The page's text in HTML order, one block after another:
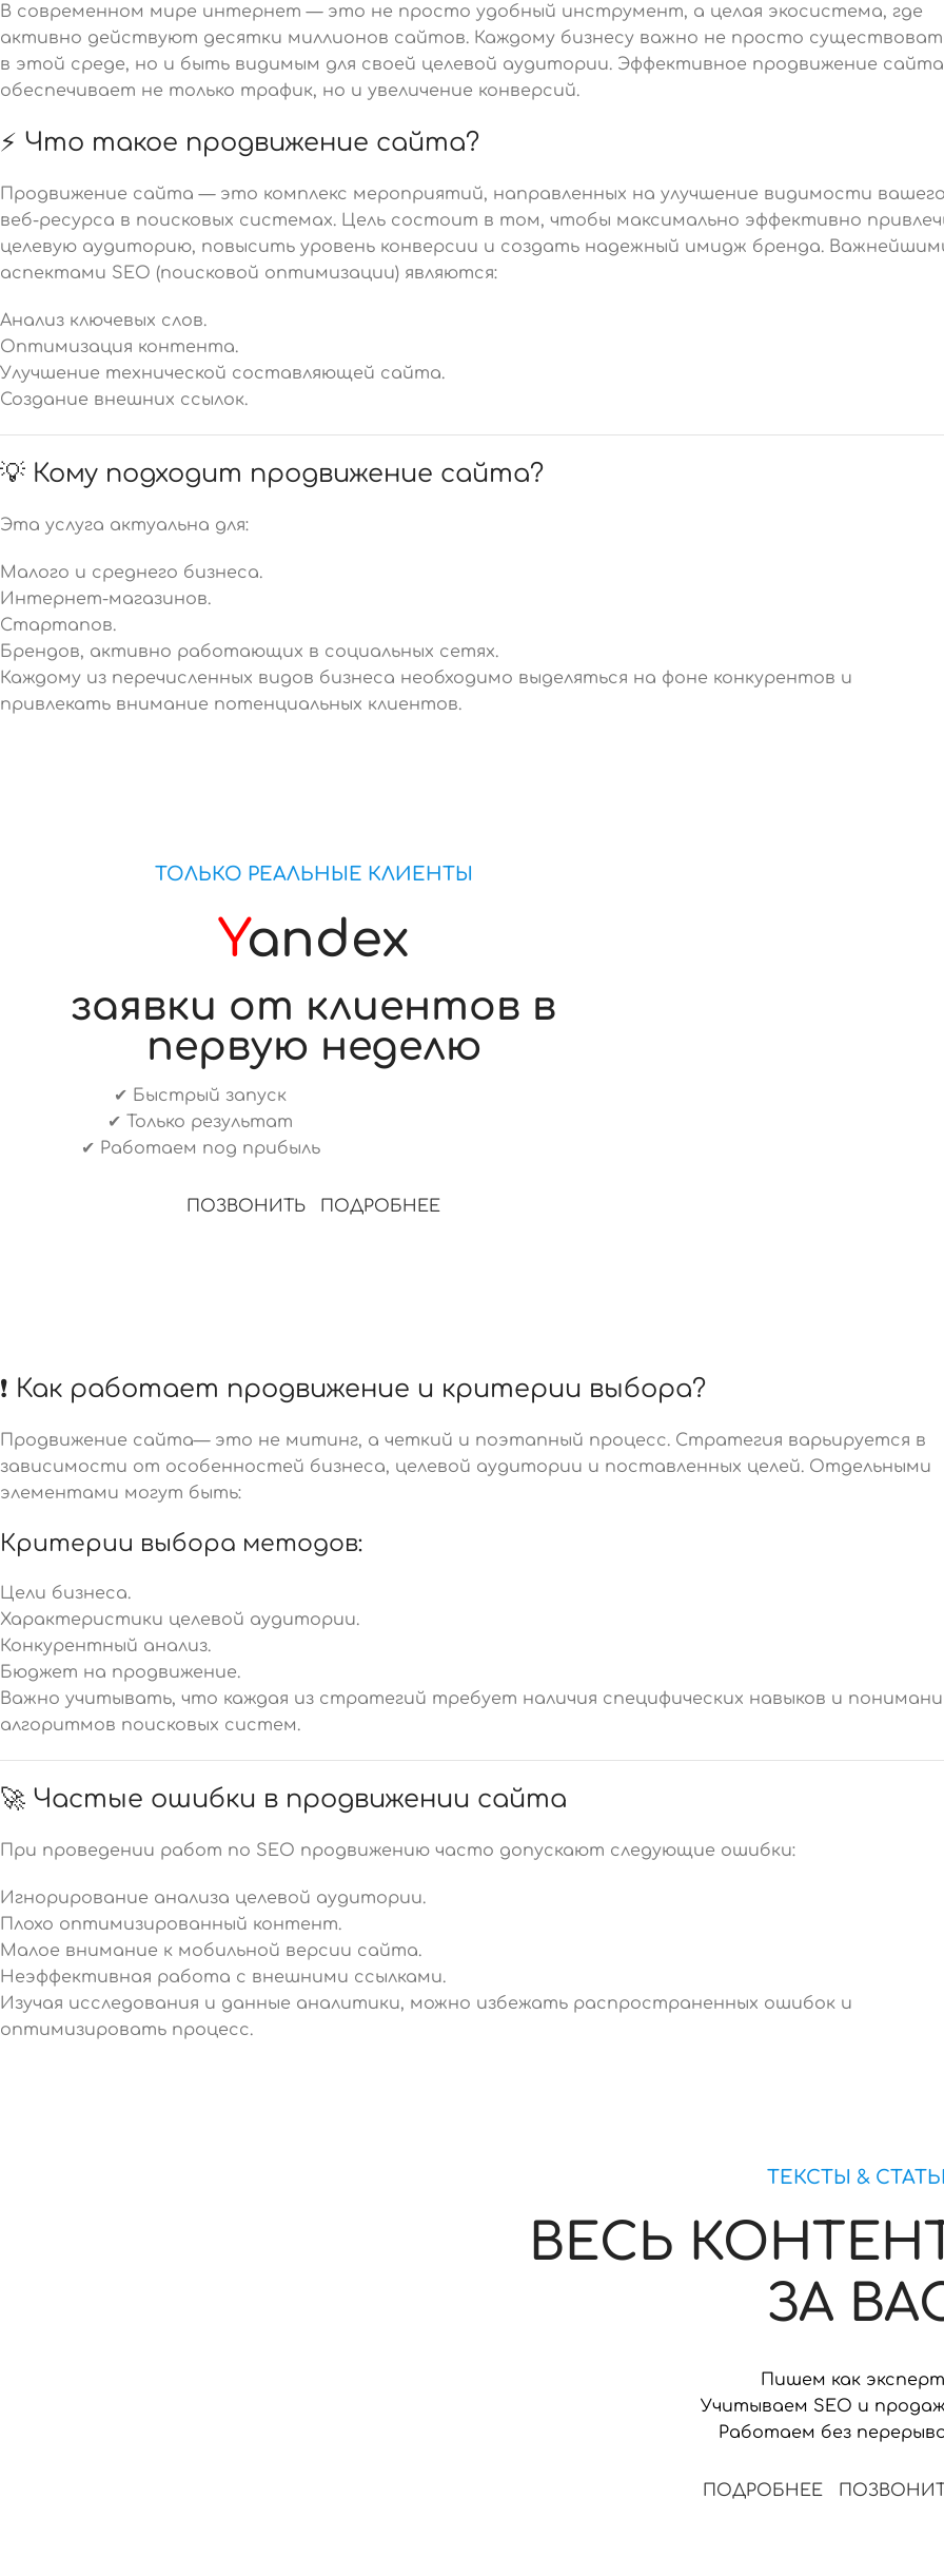
В современном мире интернет — это не просто удобный инструмент, а целая экосистема, где
активно действуют десятки миллионов сайтов. Каждому бизнесу важно не просто
в этой среде, но и быть видимым для своей целевой аудитории. Эффективное продвижение сайта
обеспечивает не только трафик, но и увеличение конверсий.
⚡ Что такое продвижение сайта?
Продвижение сайта — это комплекс мероприятий, направленных на улучшение видимости
веб-ресурса в поисковых системах. Цель состоит в том, чтобы максимально эффективно
целевую аудиторию, повысить уровень конверсии и создать надежный имидж бренда.
аспектами SEO (поисковой оптимизации) являются:
Анализ ключевых слов.
Оптимизация контента.
Улучшение технической составляющей сайта.
Создание внешних ссылок.
💡 Кому подходит продвижение сайта?
Эта услуга актуальна для:
Малого и среднего бизнеса.
Интернет-магазинов.
Стартапов.
Брендов, активно работающих в социальных сетях.
Каждому из перечисленных видов бизнеса необходимо выделяться на фоне конкурентов и
привлекать внимание потенциальных клиентов.
ТОЛЬКО РЕАЛЬНЫЕ КЛИЕНТЫ
Yandex
заявки от клиентов в
первую неделю
✔ Быстрый запуск
✔ Только результат
✔ Работаем под прибыль
ПОЗВОНИТЬ ПОДРОБНЕЕ
❗ Как работает продвижение и критерии выбора?
Продвижение сайта— это не митинг, а четкий и поэтапный процесс. Стратегия варьируется в
зависимости от особенностей бизнеса, целевой аудитории и поставленных целей. Отдельными
элементами могут быть:
Критерии выбора методов:
Цели бизнеса.
Характеристики целевой аудитории.
Конкурентный анализ.
Бюджет на продвижение.
Важно учитывать, что каждая из стратегий требует наличия специфических навыков и
алгоритмов поисковых систем.
🚀 Частые ошибки в продвижении сайта
При проведении работ по SEO продвижению часто допускают следующие ошибки:
Игнорирование анализа целевой аудитории.
Плохо оптимизированный контент.
Малое внимание к мобильной версии сайта.
Неэффективная работа с внешними ссылками.
Изучая исследования и данные аналитики, можно избежать распространенных ошибок и
оптимизировать процесс.
ТЕКСТЫ &
ВЕСЬ
ЗА
Пишем как
Учитываем SEO и
Работаем без
ПОДРОБНЕЕ